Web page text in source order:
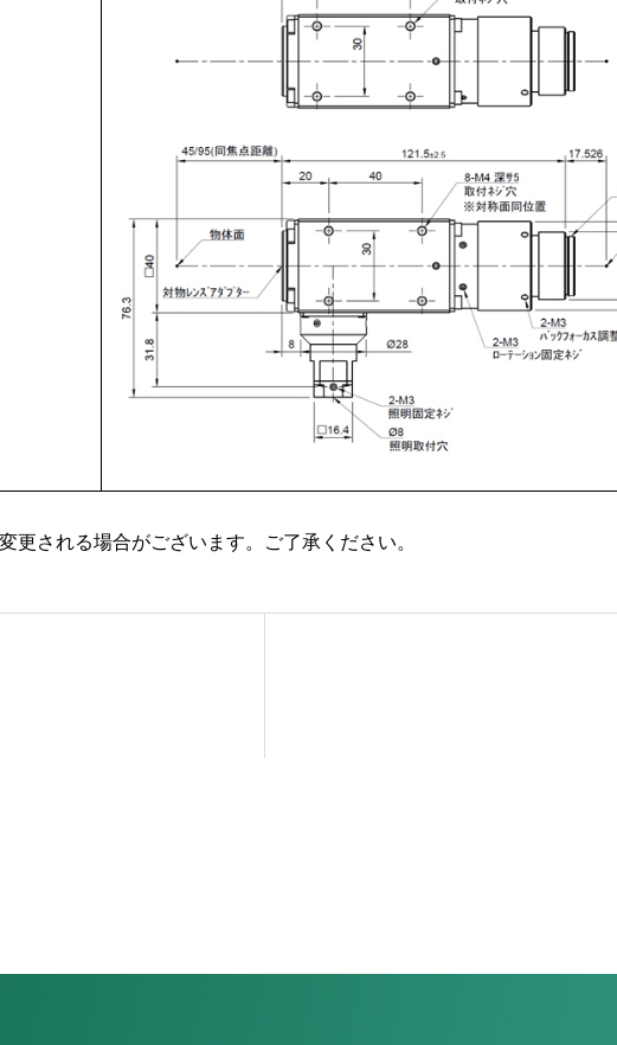
更される場合がございます。ご了承ください。